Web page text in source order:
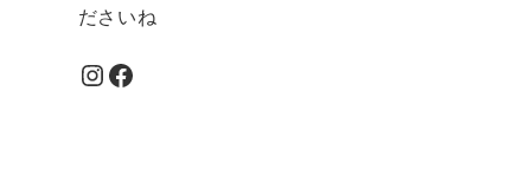
ださいね
Instagram
Facebook